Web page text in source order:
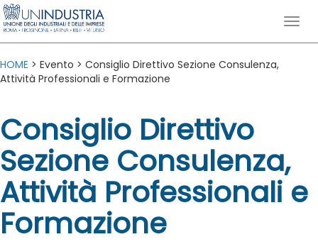
HOME > Evento > Consiglio Direttivo Sezione Consulenza,
Attività Professionali e Formazione
Consiglio Direttivo
Sezione Consulenza,
Attività Professionali e
Formazione